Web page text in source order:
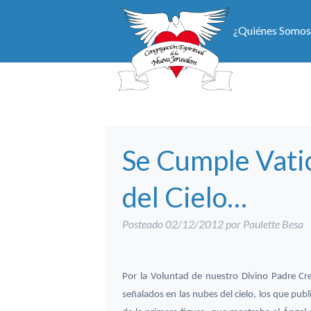
¿Quiénes
Se Cumple
del Cielo…
Posteado02/12/2012 por Paulette Besa
Por la Voluntad de nuestro Divino Padre
señalados en las nubes del cielo, los que